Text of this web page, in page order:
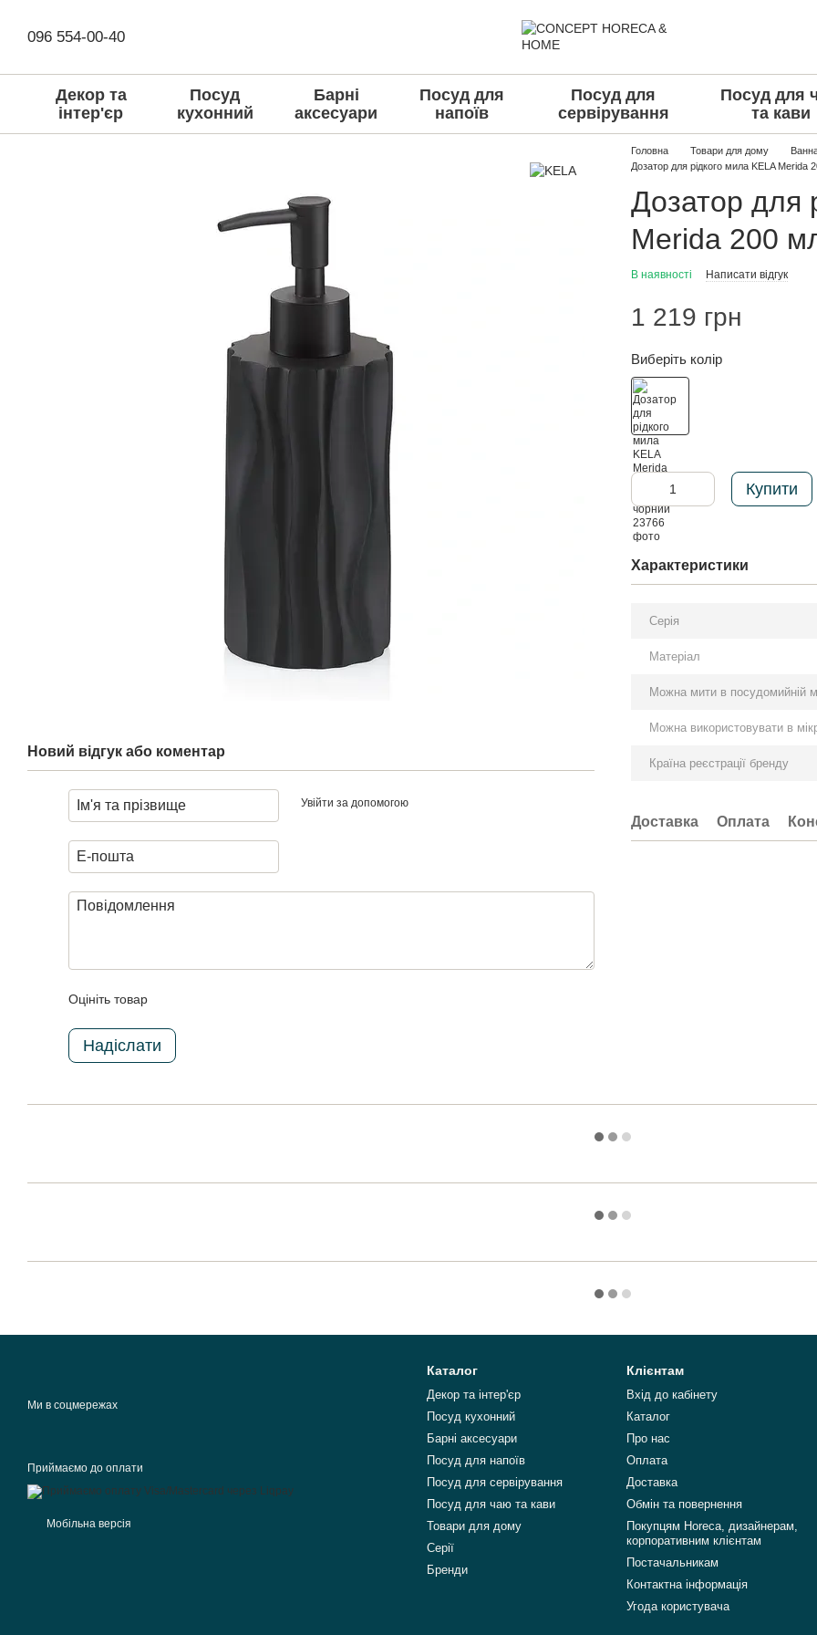
096 554-00-40
Декор та
інтер'єр
Посуд
кухонний
Барні
аксесуари
Посуд для
напоїв
Посуд для
сервірування
Посуд для
та кави
Новий відгук або коментар
Увійти за допомогою
Оцініть товар
Надіслати
Головна Товари для дому
Дозатор для рідкого мила KELA Merida
Дозатор для
Merida 200
В наявності Написати відгук
1 219 грн
Виберіть колір
Купити
Характеристики
Серія
Матеріал
Можна мити в посудомийній
Можна використовувати в
Країна реєстрації бренду
Доставка Оплата
Ми в соцмережах
Приймаємо до оплати
Мобільна версія
Каталог
Декор та інтер'єр
Посуд кухонний
Барні аксесуари
Посуд для напоїв
Посуд для сервірування
Посуд для чаю та кави
Товари для дому
Серії
Бренди
Клієнтам
Вхід до кабінету
Каталог
Про нас
Оплата
Доставка
Обмін та повернення
Покупцям Horeca, дизайнерам,
корпоративним клієнтам
Постачальникам
Контактна інформація
Угода користувача